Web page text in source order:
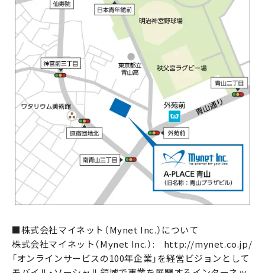
■株式会社マイネット（Mynet Inc.）について
株式会社マイネット（Mynet Inc.）: http://mynet.co.jp/
「オンラインサービスの100年企業」を経営ビジョンとして